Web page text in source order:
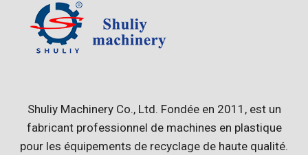
Shuliy Machinery Co., Ltd. Fondée en 2011, est un
fabricant professionnel de machines en plastique
pour les équipements de recyclage de haute qualité.